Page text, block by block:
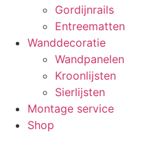
Gordijnrails
Entreematten
Wanddecoratie
Wandpanelen
Kroonlijsten
Sierlijsten
Montage service
Shop